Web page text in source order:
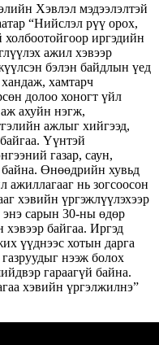
Хэвлэл мэдээлэлтэй
“Нийслэл рүү орох,
холбоотойгоор иргэдийн
ажил хэвээр
бэлэн байдлын үед
хамтарч
долоо хоногт үйл
аж ахуйн нэгж,
ажлыг хийгээд,
Үүнтэй
газар, саун,
Өнөөдрийн хувьд
ажиллагааг нь зогсоосон
хэвийн үргэжлүүлэхээр
энэ сарын 30-ны өдөр
хэвээр байгаа. Иргэд
үүднээс хотын дарга
нээж болох
гараагүй байна.
хэвийн үргэлжилнэ”